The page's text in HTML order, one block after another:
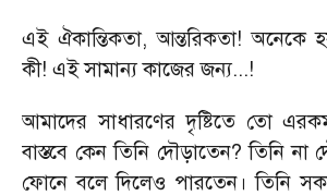
এই ঐকান্তিকতা,আন্তরিকতা! অনেকে
কী! এই সামান্য কাজের জন্য...!
আমাদের সাধারণের দৃষ্টিতে তো
বাস্তবে কেন তিনি দৌড়াতেন?তিনি না
ফোনে বলে দিলেও পারতেন। তিনি